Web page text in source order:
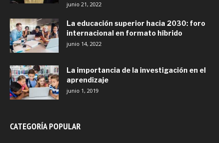
junio 21, 2022
La educación superior hacia 2030: foro
internacional en formato híbrido
junio 14, 2022
La importancia de la investigación en el
aprendizaje
junio 1, 2019
CATEGORÍA POPULAR